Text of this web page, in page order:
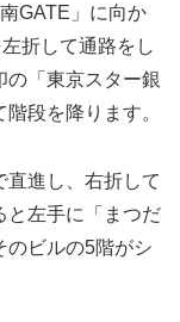
GATE」に向か
折して通路をし
の「東京スター銀
段を降ります。
直進し、右折して
と左手に「まつだ
のビルの5階がシ